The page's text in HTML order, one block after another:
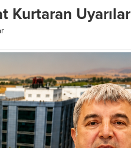
Kurtaran Uyarılar